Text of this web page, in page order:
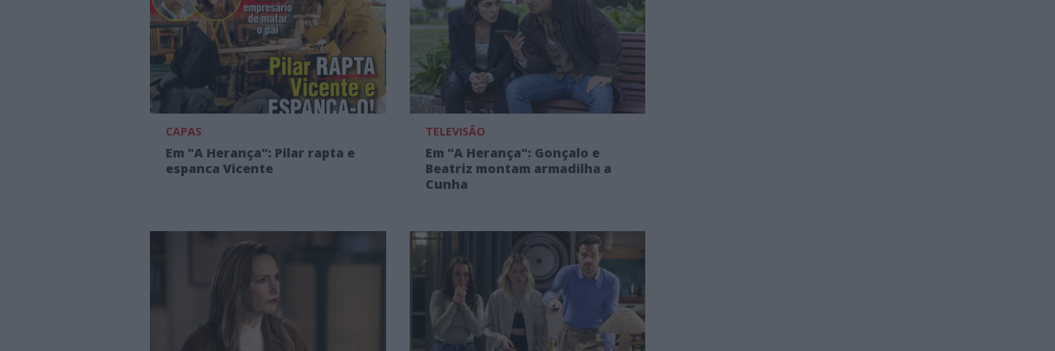
CAPAS
Em "A Herança": Pilar rapta e
espanca Vicente
TELEVISÃO
Em "A Herança": Gonçalo e
Beatriz montam armadilha a
Cunha